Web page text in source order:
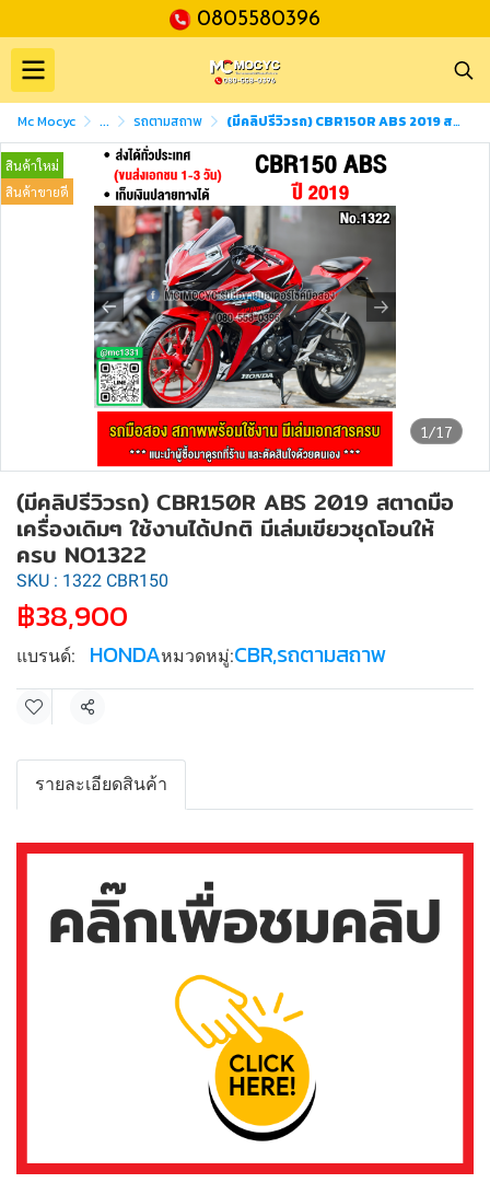
0805580396
Mc Mocyc ... รถตามสถาพ (มีคลิปรีวิวรถ) CBR150R ABS 2019 สตาดมือ เครื่องเดิมๆ ใช้งานได้ปกติ มีเล่มเขียวชุดโอนให้ครบ NO1322
1/17
สินค้าใหม่
สินค้าขายดี
(มีคลิปรีวิวรถ) CBR150R ABS 2019 สตาดมือ
เครื่องเดิมๆ ใช้งานได้ปกติ มีเล่มเขียวชุดโอนให้
ครบ NO1322
SKU : 1322 CBR150
฿38,900
แบรนด์: HONDAหมวดหมู่:CBR,รถตามสถาพ
แชร์
รายละเอียดสินค้า